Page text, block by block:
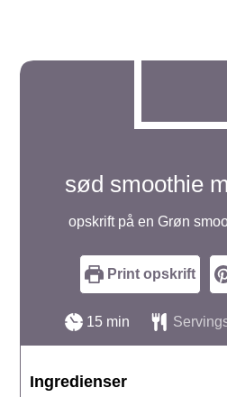
sød smoothie
opskrift på en Grøn
Print opskrift
15minutter
min
Ingredienser